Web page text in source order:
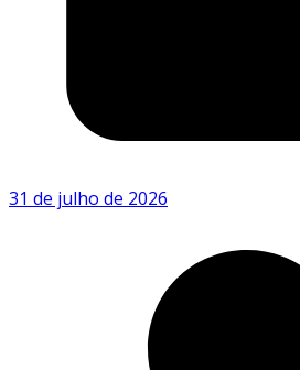
31 de julho de 2026